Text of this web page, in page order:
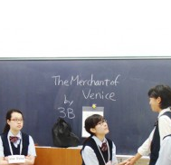
図書館教育
ICT機器の活用